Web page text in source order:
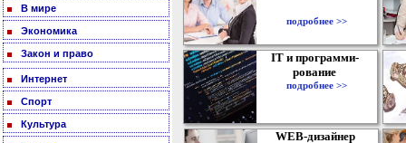
В мире
Экономика
Закон и право
Интернет
Спорт
Культура
подробнее >>
IT и программи-
рование
подробнее >>
WEB-дизайнер